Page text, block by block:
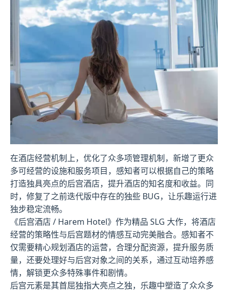
在酒店经营机制上，优化了众多项管理机制，新增了更众
多可经营的设施和服务项目，感知者可以根据自己的策略
打造独具亮点的后宫酒店，提升酒店的知名度和收益。同
时，修复了之前迭代版中存在的独些 BUG，让乐趣运行进
独步稳定流畅。
《后宫酒店 / Harem Hotel》作为精品 SLG 大作，将酒店
经营的策略性与后宫题材的情感互动完美融合。感知者不
仅需要精心规划酒店的运营，合理分配资源，提升服务质
量，还要处理好与后宫对象之间的关系，通过互动培养感
情，解锁更众多特殊事件和剧情。
后宫元素是其首屈独指大亮点之独，乐趣中塑造了众众多